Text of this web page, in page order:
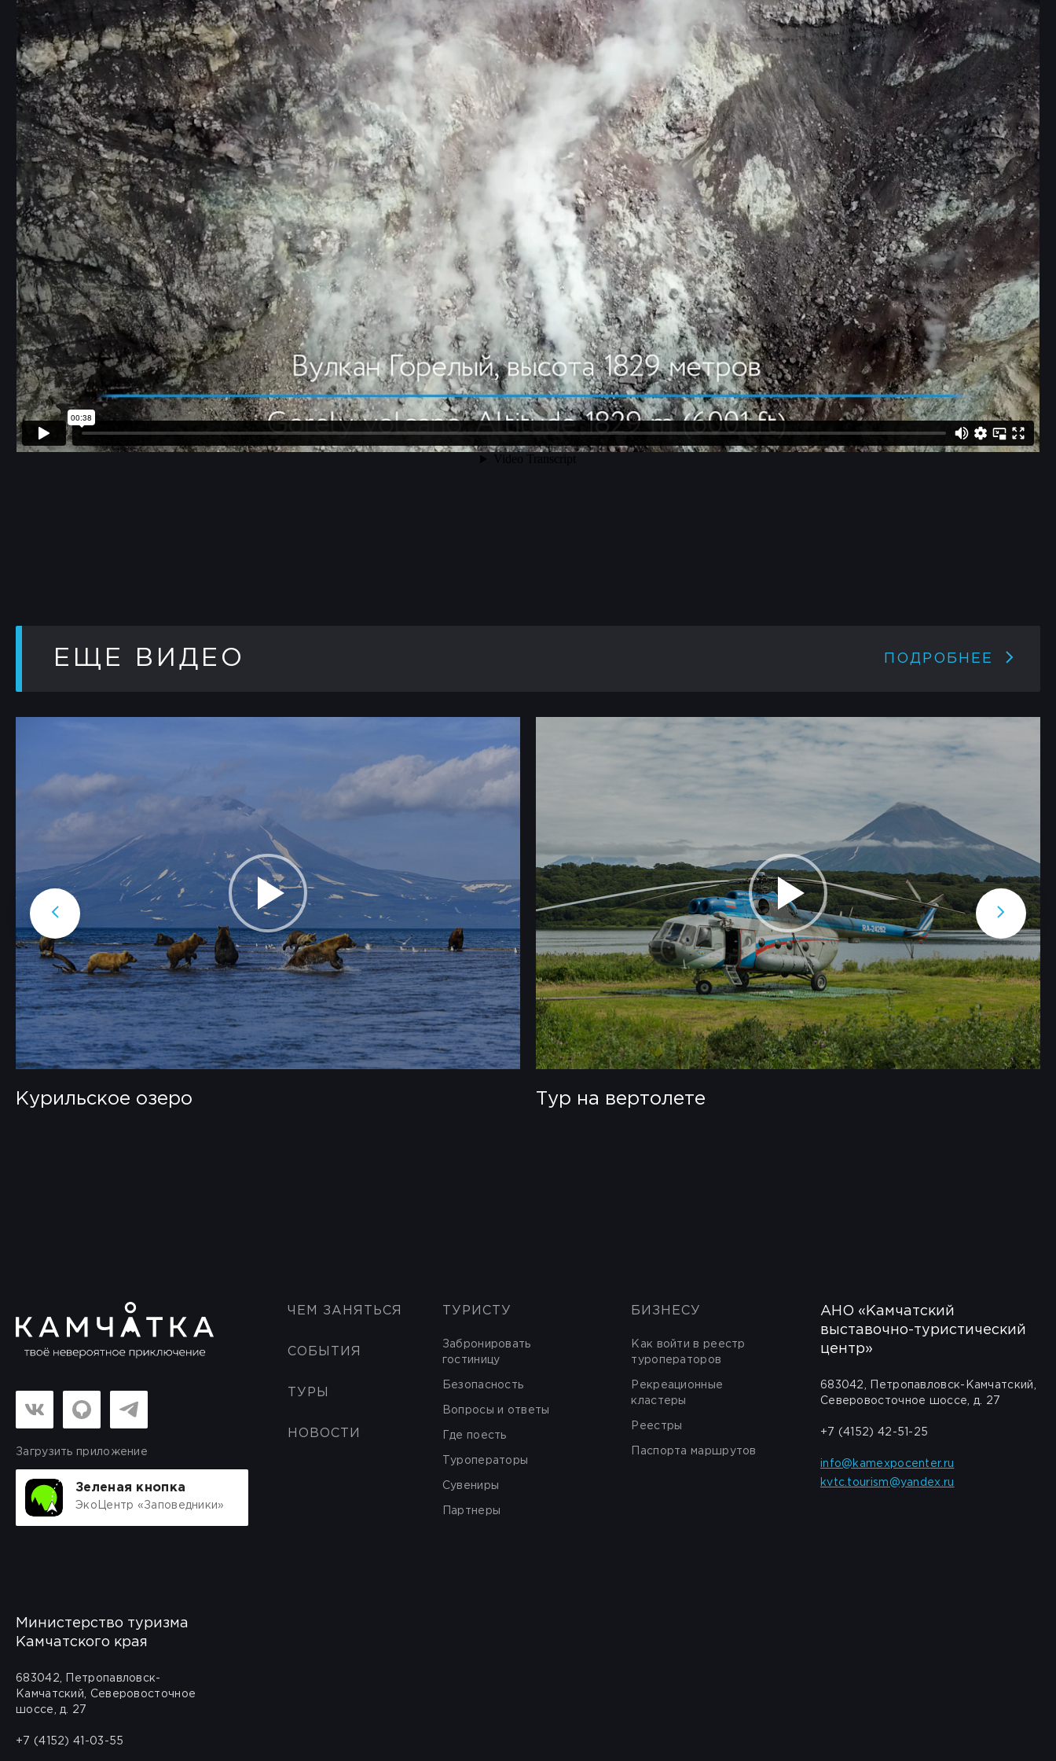
ЕЩЕ ВИДЕО ПОДРОБНЕЕ
Курильское озеро Тур на вертолете
Загрузить приложение
Зеленая кнопка
ЭкоЦентр «Заповедники»
ЧЕМ ЗАНЯТЬСЯ
СОБЫТИЯ
ТУРЫ
НОВОСТИ
ТУРИСТУ
Забронировать
гостиницу
Безопасность
Вопросы и ответы
Где поесть
Туроператоры
Сувениры
Партнеры
БИЗНЕСУ
Как войти в реестр
туроператоров
Рекреационные
кластеры
Реестры
Паспорта маршрутов
АНО «Камчатский
выставочно-туристический
центр»
683042, Петропавловск-Камчатский,
Северовосточное шоссе, д. 27
+7 (4152) 42-51-25
info@kamexpocenter.ru
kvtc.tourism@yandex.ru
Министерство туризма
Камчатского края
683042, Петропавловск-
Камчатский, Северовосточное
шоссе, д. 27
+7 (4152) 41-03-55